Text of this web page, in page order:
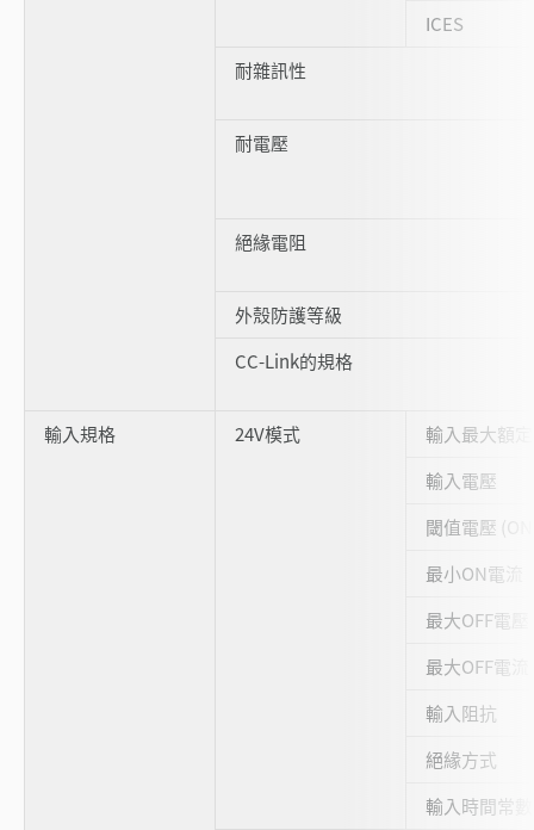
ICES
耐雜訊性
耐電壓
絕緣電阻
外殼防護等級
CC-Link的規格
輸入規格 24V模式
輸入最大額定
輸入電壓
閾值電壓
最小ON電流
最大OFF電壓
最大OFF電流
輸入阻抗
絕緣方式
輸入時間常